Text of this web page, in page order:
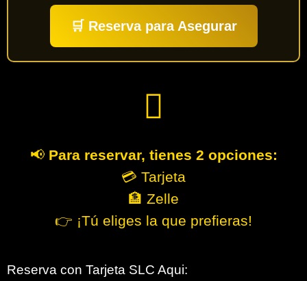
🛒 Reserva para Asegurar
📢 Para reservar, tienes 2 opciones:
💳 Tarjeta
🏦 Zelle
👉 ¡Tú eliges la que prefieras!
Reserva con Tarjeta SLC Aqui: